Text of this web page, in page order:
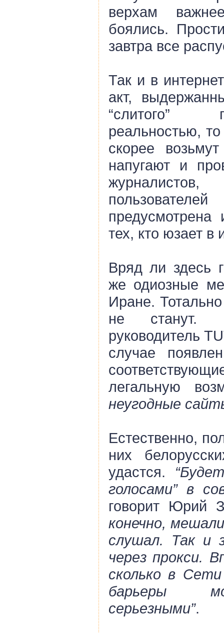
верхам
боялись.
завтра все
Так и в
акт,
“слитого”
реальностью,
скорее
напугают и
тех, кто юзает в
Вряд ли здесь
же одиозные
Иране.
не станут.
руководитель
случае
легальную
неугодные
Естественно,
них
удастся.
голосами” в
говорит
конечно,
слушал. Так и
через прокси.
сколько в
барьеры
серьезными”.